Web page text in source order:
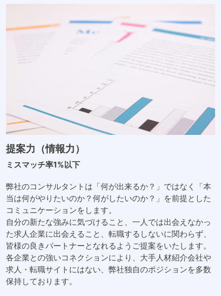
提案力（情報力）
ミスマッチ率1%以下
弊社のコンサルタントは「何が出来るか？」ではなく「本
当は何がやりたいのか？何がしたいのか？」を前提とした
コミュニケーションをします。
自分の新たな強みに気づけること、一人では出会えなかっ
た求人企業に出会えること、転職するしないに関わらず、
皆様の良きパートナーとなれるようご提案をいたします。
各企業との強いコネクションにより、大手人材紹介会社や
求人・転職サイトにはない、弊社独自のポジションを多数
保持しております。